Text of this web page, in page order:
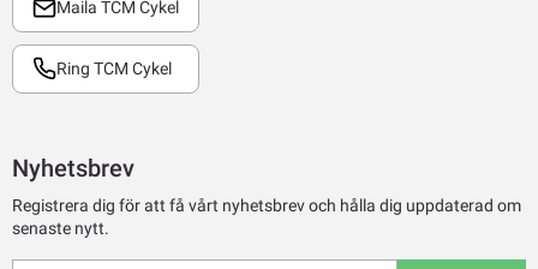
Maila TCM Cykel
Ring TCM Cykel
Nyhetsbrev
Registrera dig för att få vårt nyhetsbrev och hålla dig uppdaterad om
senaste nytt.